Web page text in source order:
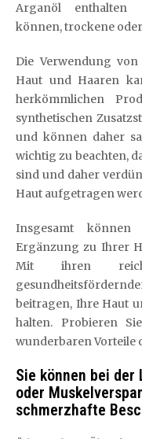
Arganöl enthalten
können, trockene
Die Verwendung
Haut und Haaren
herkömmlichen
synthetischen
und können daher
wichtig zu beachten,
sind und daher
Haut aufgetragen
Insgesamt
Ergänzung zu Ihrer
Mit ihren
beitragen, Ihre Haut
halten. Probieren
wunderbaren Vorteile
Sie können bei der
oder
schmerzhafte